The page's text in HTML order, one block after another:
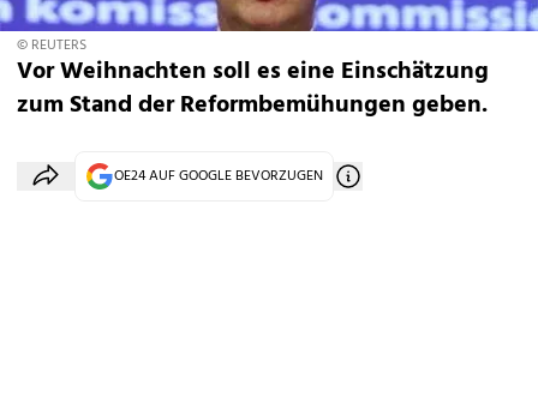
© REUTERS
Vor Weihnachten soll es eine Einschätzung
zum Stand der Reformbemühungen geben.
OE24 AUF GOOGLE BEVORZUGEN